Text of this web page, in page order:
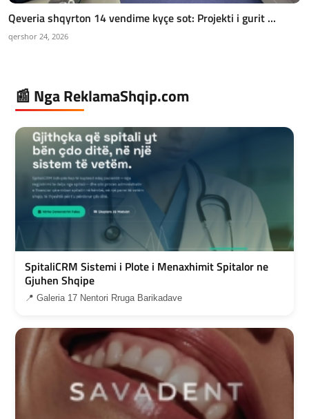
Qeveria shqyrton 14 vendime kyçe sot: Projekti i gurit ...
qershor 24, 2026
📰 Nga ReklamaShqip.com
SpitaliCRM Sistemi i Plote i Menaxhimit Spitalor ne
Gjuhen Shqipe
📍 Galeria 17 Nentori Rruga Barikadave